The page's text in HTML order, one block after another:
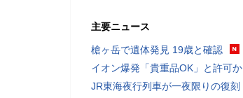
主要ニュース
槍ヶ岳で遺体発見 19歳と確認
イオン爆発「貴重品OK」と許可か
JR東海夜行列車が一夜限りの復刻